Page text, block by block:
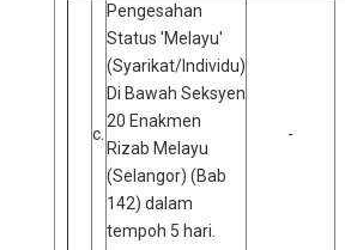
c.
Pengesahan
Status 'Melayu'
(Syarikat/Individu)
Di Bawah Seksyen
20 Enakmen
Rizab Melayu
(Selangor) (Bab
142) dalam
tempoh 5 hari.
-